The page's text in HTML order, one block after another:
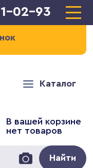
02-93
Каталог
В вашей корзине
нет товаров
Найти